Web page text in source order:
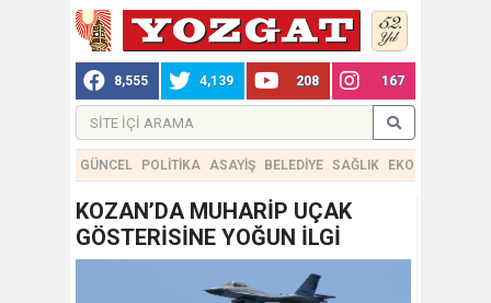
8,555 4,139 208 167
GÜNCEL POLİTİKA ASAYİŞ BELEDİYE SAĞLIK EKONOMİ
KOZAN’DA MUHARİP UÇAK
GÖSTERİSİNE YOĞUN İLGİ